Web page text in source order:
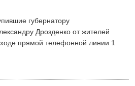
губернатору
Дрозденко от жителей
прямой телефонной линии 1